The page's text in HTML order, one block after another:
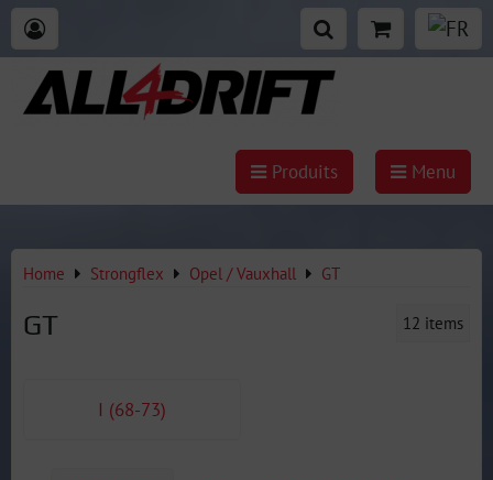
Produits Menu
Home Strongflex Opel / Vauxhall GT
GT 12 items
I (68-73)